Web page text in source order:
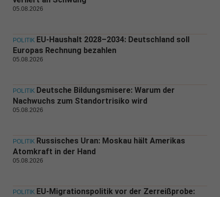
05.08.2026
POLITIK EU-Haushalt 2028–2034: Deutschland soll
Europas Rechnung bezahlen
05.08.2026
POLITIK Deutsche Bildungsmisere: Warum der
Nachwuchs zum Standortrisiko wird
05.08.2026
POLITIK Russisches Uran: Moskau hält Amerikas
Atomkraft in der Hand
05.08.2026
POLITIK EU-Migrationspolitik vor der Zerreißprobe: